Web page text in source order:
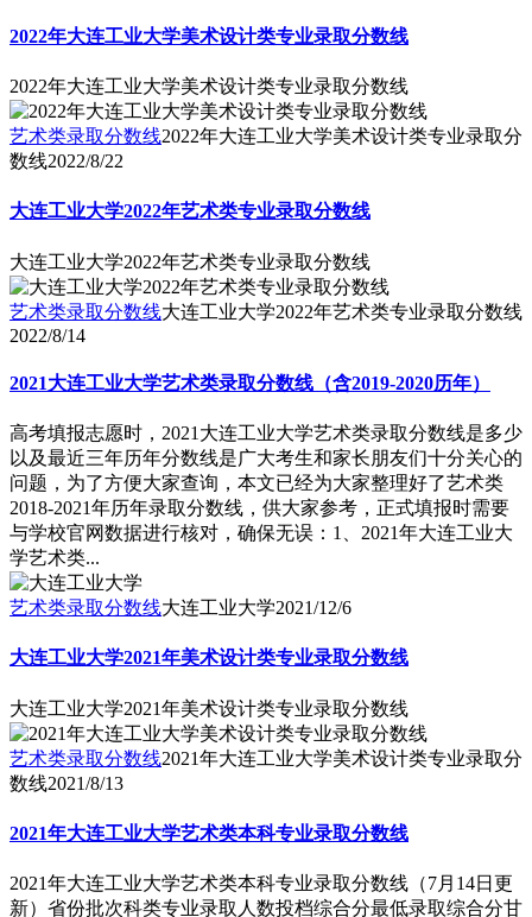
2022年大连工业大学美术设计类专业录取分数线
2022年大连工业大学美术设计类专业录取分数线
艺术类录取分数线2022年大连工业大学美术设计类专业录取分
数线2022/8/22
大连工业大学2022年艺术类专业录取分数线
大连工业大学2022年艺术类专业录取分数线
艺术类录取分数线大连工业大学2022年艺术类专业录取分数线
2022/8/14
2021大连工业大学艺术类录取分数线（含2019-2020历年）
高考填报志愿时，2021大连工业大学艺术类录取分数线是多少
以及最近三年历年分数线是广大考生和家长朋友们十分关心的
问题，为了方便大家查询，本文已经为大家整理好了艺术类
2018-2021年历年录取分数线，供大家参考，正式填报时需要
与学校官网数据进行核对，确保无误：1、2021年大连工业大
学艺术类...
艺术类录取分数线大连工业大学2021/12/6
大连工业大学2021年美术设计类专业录取分数线
大连工业大学2021年美术设计类专业录取分数线
艺术类录取分数线2021年大连工业大学美术设计类专业录取分
数线2021/8/13
2021年大连工业大学艺术类本科专业录取分数线
2021年大连工业大学艺术类本科专业录取分数线（7月14日更
新）省份批次科类专业录取人数投档综合分最低录取综合分甘